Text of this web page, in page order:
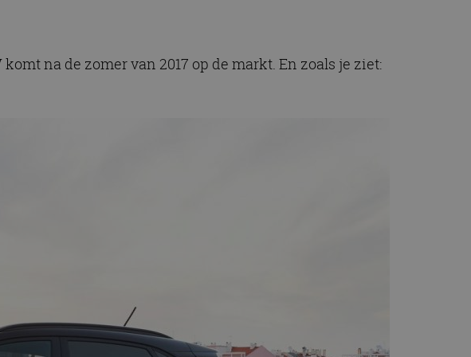
na de zomer van 2017 op de markt. En zoals je ziet: